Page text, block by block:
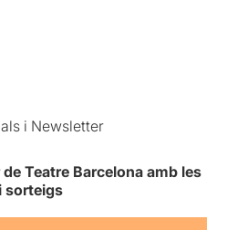
i Newsletter
Teatre Barcelona amb les
sorteigs